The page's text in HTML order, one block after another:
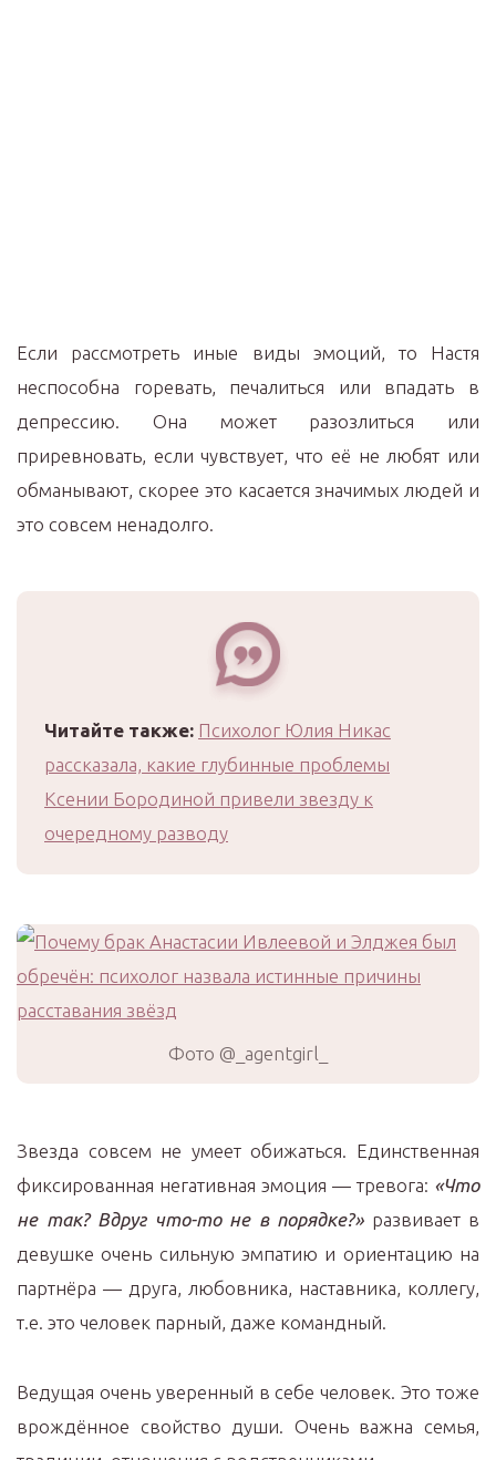
Если рассмотреть иные виды эмоций, то Настя
неспособна горевать, печалиться или впадать в
депрессию. Она может разозлиться или
приревновать, если чувствует, что её не любят или
обманывают, скорее это касается значимых людей и
это совсем ненадолго.
Читайте также: Психолог Юлия Никас
рассказала, какие глубинные проблемы
Ксении Бородиной привели звезду к
очередному разводу
Фото @_agentgirl_
Звезда совсем не умеет обижаться. Единственная
фиксированная негативная эмоция — тревога: «Что
не так? Вдруг что-то не в порядке?»развивает в
девушке очень сильную эмпатию и ориентацию на
партнёра — друга, любовника, наставника, коллегу,
т.е. это человек парный, даже командный.
Ведущая очень уверенный в себе человек. Это тоже
врождённое свойство души. Очень важна семья,